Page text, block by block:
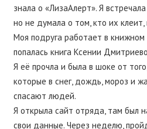
знала о «ЛизаАлерт». Я
но не думала о том, кто их клеит,
Моя подруга работает в книжном
попалась книга Ксении
Я её прочла и была в шоке от
которые в снег, дождь, мороз и
спасают людей.
Я открыла сайт отряда, там был
свои данные. Через неделю,